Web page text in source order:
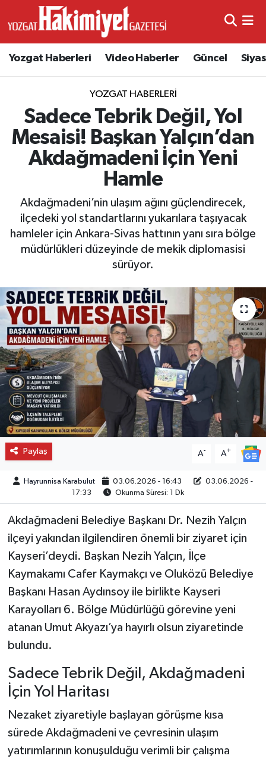
Yozgat Haberleri Video Haberler Güncel
YOZGAT HABERLERI
Sadece Tebrik Değil, Yol
Mesaisi! Başkan Yalçın’dan
Akdağmadeni İçin Yeni
Hamle
Akdağmadeni’nin ulaşım ağını güçlendirecek,
ilçedeki yol standartlarını yukarılara taşıyacak
hamleler için Ankara-Sivas hattının yanı sıra bölge
müdürlükleri düzeyinde de mekik diplomasisi
sürüyor.
Paylaş A- A+
Hayrunnisa Karabulut 03.06.2026 - 16:43
03.06.2026 -
17:33
Okunma Süresi: 1 Dk
Akdağmadeni Belediye Başkanı Dr. Nezih Yalçın
ilçeyi yakından ilgilendiren önemli bir ziyaret için
Kayseri’deydi. Başkan Nezih Yalçın, İlçe
Kaymakamı Cafer Kaymakçı ve Oluközü Belediye
Başkanı Hasan Aydınsoy ile birlikte Kayseri
Karayolları 6. Bölge Müdürlüğü görevine yeni
atanan Umut Akyazı’ya hayırlı olsun ziyaretinde
bulundu.
Sadece Tebrik Değil, Akdağmadeni
İçin Yol Haritası
Nezaket ziyaretiyle başlayan görüşme kısa
sürede Akdağmadeni ve çevresinin ulaşım
yatırımlarının konuşulduğu verimli bir çalışma